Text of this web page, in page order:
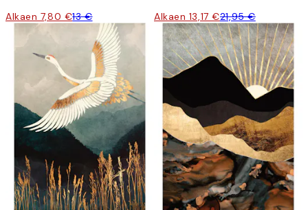
Alkaen 7,80 €13 € Alkaen 13,17 €21,95 €